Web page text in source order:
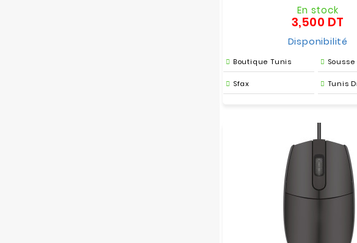
En stock
3,500 DT
Disponibilité
Boutique Tunis Sousse
Sfax Tunis